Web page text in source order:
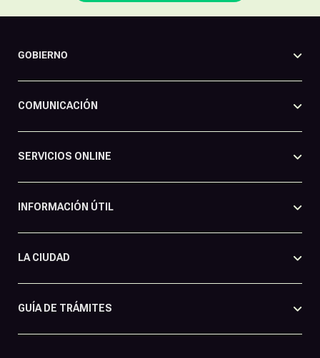
GOBIERNO
COMUNICACIÓN
SERVICIOS ONLINE
INFORMACIÓN ÚTIL
LA CIUDAD
GUÍA DE TRÁMITES